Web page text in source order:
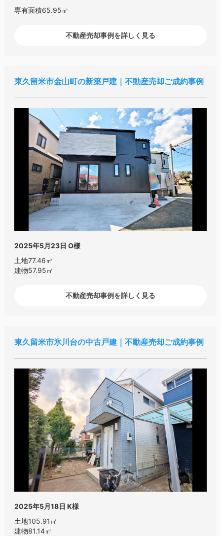
専有面積65.95㎡
不動産売却事例を詳しく見る
東久留米市金山町の新築戸建｜不動産売却ご成約事例
2025年5月23日 O様
土地77.46㎡
建物57.95㎡
不動産売却事例を詳しく見る
東久留米市氷川台の中古戸建｜不動産売却ご成約事例
2025年5月18日 K様
土地105.91㎡
建物81.14㎡